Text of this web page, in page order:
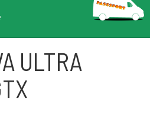
ULTRA